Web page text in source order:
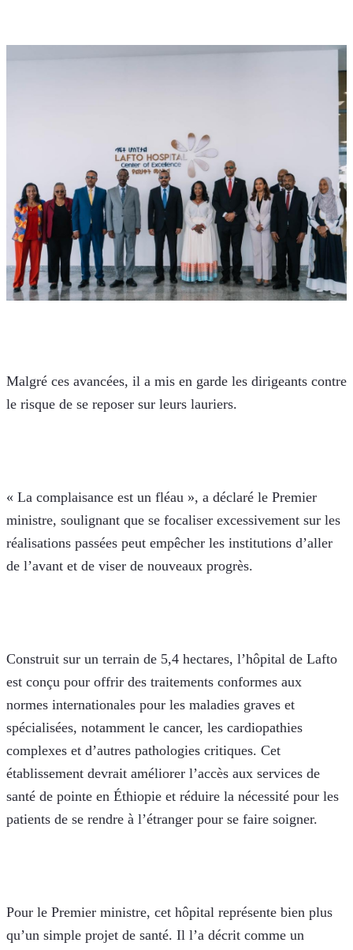
Malgré ces avancées, il a mis en garde les dirigeants contre
le risque de se reposer sur leurs lauriers.
« La complaisance est un fléau », a déclaré le Premier
ministre, soulignant que se focaliser excessivement sur les
réalisations passées peut empêcher les institutions d’aller
de l’avant et de viser de nouveaux progrès.
Construit sur un terrain de 5,4 hectares, l’hôpital de Lafto
est conçu pour offrir des traitements conformes aux
normes internationales pour les maladies graves et
spécialisées, notamment le cancer, les cardiopathies
complexes et d’autres pathologies critiques. Cet
établissement devrait améliorer l’accès aux services de
santé de pointe en Éthiopie et réduire la nécessité pour les
patients de se rendre à l’étranger pour se faire soigner.
Pour le Premier ministre, cet hôpital représente bien plus
qu’un simple projet de santé. Il l’a décrit comme un